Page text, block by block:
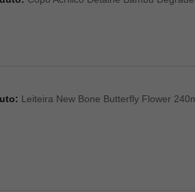
Leiteira New Bone Butterfly Flower